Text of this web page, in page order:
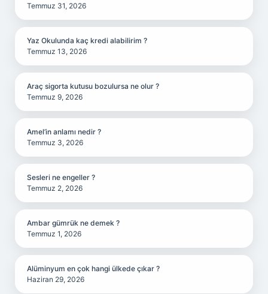
Temmuz 31, 2026
Yaz Okulunda kaç kredi alabilirim ?
Temmuz 13, 2026
Araç sigorta kutusu bozulursa ne olur ?
Temmuz 9, 2026
Amel’in anlamı nedir ?
Temmuz 3, 2026
Sesleri ne engeller ?
Temmuz 2, 2026
Ambar gümrük ne demek ?
Temmuz 1, 2026
Alüminyum en çok hangi ülkede çıkar ?
Haziran 29, 2026